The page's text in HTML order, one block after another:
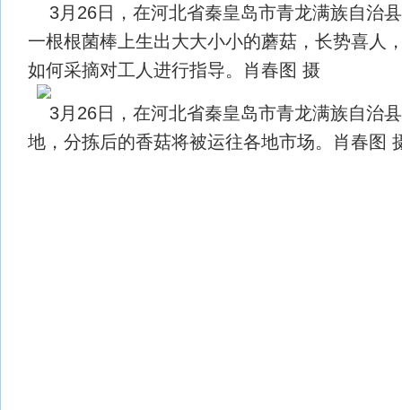
3月26日，在河北省秦皇岛市青龙满族自治
一根根菌棒上生出大大小小的蘑菇，长势喜人
如何采摘对工人进行指导。肖春图 摄
3月26日，在河北省秦皇岛市青龙满族自治
地，分拣后的香菇将被运往各地市场。肖春图